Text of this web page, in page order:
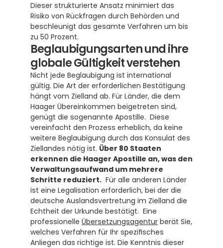
Dieser strukturierte Ansatz minimiert das
Risiko von Rückfragen durch Behörden und
beschleunigt das gesamte Verfahren um bis
zu 50 Prozent.
Beglaubigungsarten und ihre
globale Gültigkeit verstehen
Nicht jede Beglaubigung ist international
gültig. Die Art der erforderlichen Bestätigung
hängt vom Zielland ab. Für Länder, die dem
Haager Übereinkommen beigetreten sind,
genügt die sogenannte Apostille.  Diese
vereinfacht den Prozess erheblich, da keine
weitere Beglaubigung durch das Konsulat des
Ziellandes nötig ist. Über 80 Staaten
erkennen die Haager Apostille an, was den
Verwaltungsaufwand um mehrere
Schritte reduziert.
  Für alle anderen Länder
ist eine Legalisation erforderlich, bei der die
deutsche Auslandsvertretung im Zielland die
Echtheit der Urkunde bestätigt.  Eine
professionelle Übersetzungsagentur berät Sie,
welches Verfahren für Ihr spezifisches
Anliegen das richtige ist. Die Kenntnis dieser